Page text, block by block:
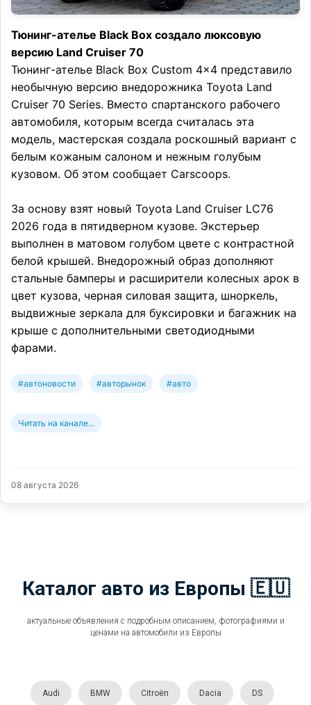
Тюнинг-ателье Black Box создало люксовую
версию Land Cruiser 70
Тюнинг-ателье Black Box Custom 4×4 представило
необычную версию внедорожника Toyota Land
Cruiser 70 Series. Вместо спартанского рабочего
автомобиля, которым всегда считалась эта
модель, мастерская создала роскошный вариант с
белым кожаным салоном и нежным голубым
кузовом. Об этом сообщает Carscoops.
За основу взят новый Toyota Land Cruiser LC76
2026 года в пятидверном кузове. Экстерьер
выполнен в матовом голубом цвете с контрастной
белой крышей. Внедорожный образ дополняют
стальные бамперы и расширители колесных арок в
цвет кузова, черная силовая защита, шноркель,
выдвижные зеркала для буксировки и багажник на
крыше с дополнительными светодиодными
фарами.
#автоновости #авторынок #авто
Читать на канале...
08 августа 2026
Каталог авто из Европы 🇪🇺
актуальные объявления с подробным описанием, фотографиями и
ценами на автомобили из Европы
Audi BMW Citroën Dacia DS